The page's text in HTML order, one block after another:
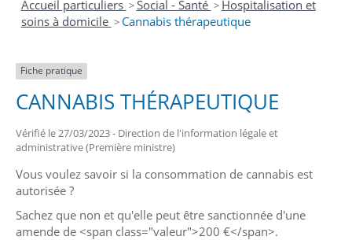
Accueil particuliers >Social - Santé > Hospitalisation et
soins à domicile > Cannabis thérapeutique
Fiche pratique
CANNABIS THÉRAPEUTIQUE
Vérifié le 27/03/2023 - Direction de l'information légale et
administrative (Première ministre)
Vous voulez savoir si la consommation de cannabis est
autorisée ?
Sachez que non et qu'elle peut être sanctionnée d'une
amende de <span class="valeur">200 €</span>.